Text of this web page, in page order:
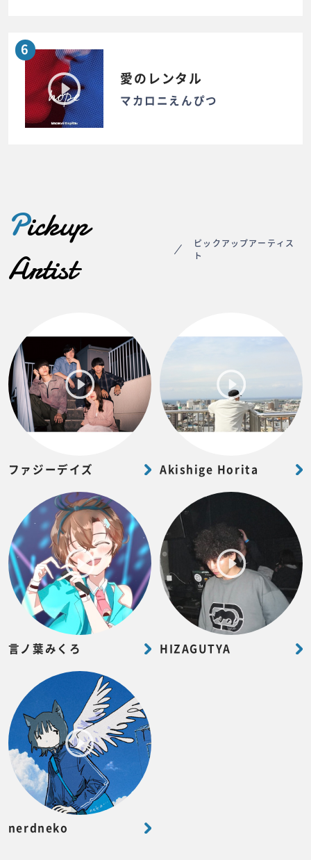
6
愛のレンタル
マカロニえんぴつ
Pickup
Artist
ピックアップアーティス
ト
ファジーデイズ Akishige Horita
言ノ葉みくろ HIZAGUTYA
nerdneko